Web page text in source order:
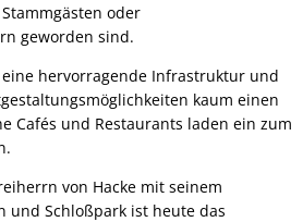
oder
geworden sind.
hervorragende Infrastruktur und
kaum einen
Cafés und Restaurants laden ein zum
von Hacke mit seinem
und Schloßpark ist heute das